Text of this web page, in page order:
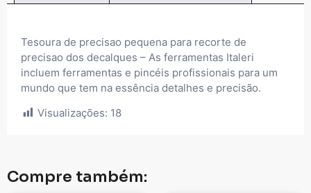
Tesoura de precisao pequena para recorte de
precisao dos decalques – As ferramentas Italeri
incluem ferramentas e pincéis profissionais para um
mundo que tem na essência detalhes e precisão.
Visualizações: 18
Compre também: